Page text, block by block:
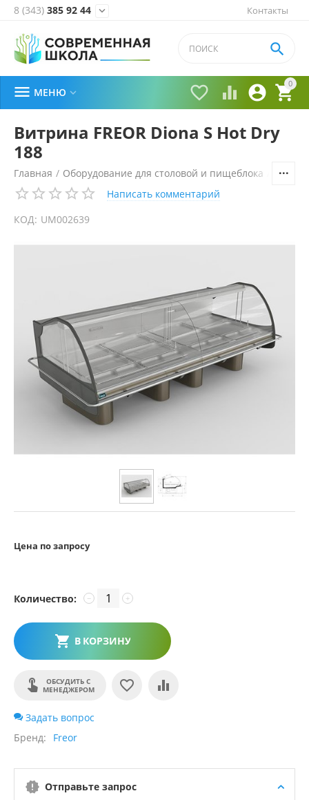
Контакты
8 (343) 385 92 44 
0


 

 МЕНЮ 
Витрина FREOR Diona S Hot Dry
188
Главная / Оборудование для столовой и пищеблока
Написать комментарий
КОД: UM002639
Цена по запросу
Количество: +
−
В КОРЗИНУ
ОБСУДИТЬ С
МЕНЕДЖЕРОМ
Задать вопрос
Бренд
Freor
Отправьте запрос